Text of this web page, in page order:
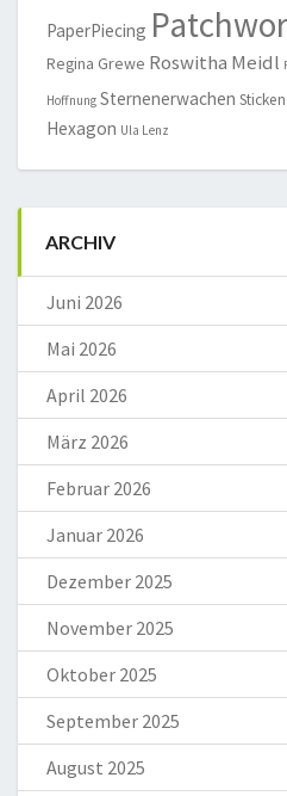
PaperPiecing
Regina Grewe Roswitha Meidl
Hoffnung Sternenerwachen Sticken
Hexagon Ula Lenz
ARCHIV
Juni 2026
Mai 2026
April 2026
März 2026
Februar 2026
Januar 2026
Dezember 2025
November 2025
Oktober 2025
September 2025
August 2025